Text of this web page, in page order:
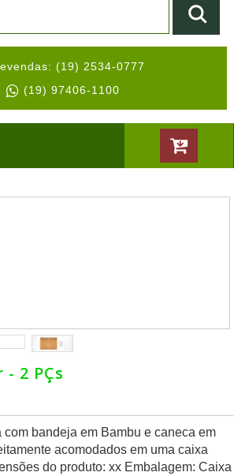
(19) 2534-0777
(19) 97406-1100
2 PÇs
com bandeja em Bambu e caneca em
acomodados em uma caixa
do produto: xx Embalagem: Caixa